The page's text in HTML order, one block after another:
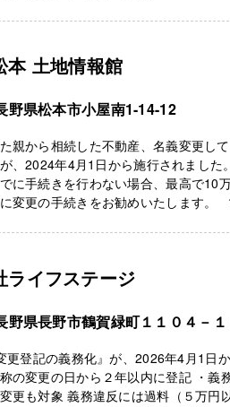
本 土地情報館
野県松本市小屋南1-14-12
親から相続した不動産、名義変更し
、2024年4月1日から施行されました
に手続きを行わない場合、最高で10
変更の手続きをお勧めいたします。
ライフステージ
野県長野市鶴賀緑町１１０４－１
更登記の義務化』が、2026年4月1日
の変更の日から２年以内に登記 ・義
更も対象 義務違反には過料（５万円